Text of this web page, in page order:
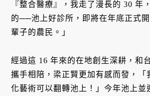
『整合醫療』，我走了漫長的 30 年
的──池上好診所，即將在年底正式
輩子的農民。」
經過這 16 年來的在地創生深耕，和
攜手相陪，梁正賢更加有感而發，「
化藝術可以翻轉池上！」今年池上並